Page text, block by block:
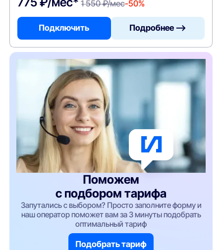
1 550 ₽/мес-50%
Подключить Подробнее —>
Поможем
с подбором тарифа
Запутались с выбором? Просто заполните форму и
наш оператор поможет вам за 3 минуты подобрать
оптимальный тариф
Подобрать тариф